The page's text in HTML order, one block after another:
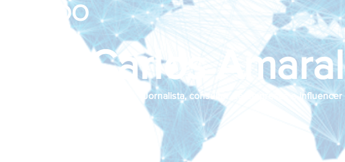
João Carlos Amaral
BLOG DO
Jornalista, consultor de empresas e influencer